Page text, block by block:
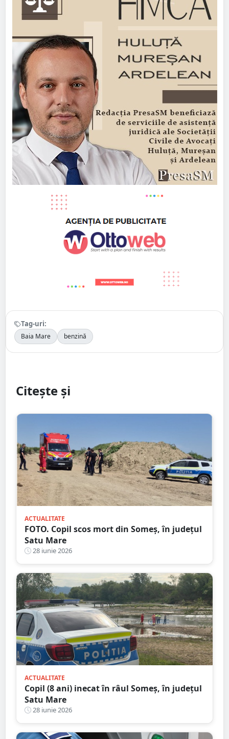
Tag-uri:
Baia Mare benzină
Citește și
ACTUALITATE
FOTO. Copil scos mort din Someș, în județul
Satu Mare
28 iunie 2026
ACTUALITATE
Copil (8 ani) inecat în râul Someș, în județul
Satu Mare
28 iunie 2026